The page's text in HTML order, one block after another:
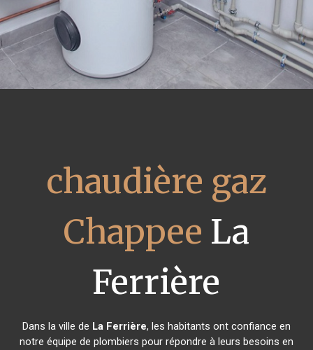
chaudière gaz
Chappee La
Ferrière
Dans la ville de La Ferrière, les habitants ont confiance en
notre équipe de plombiers pour répondre à leurs besoins en